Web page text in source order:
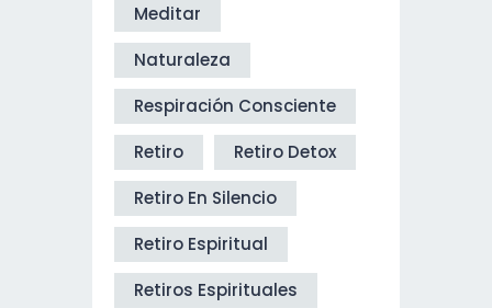
Meditar
Naturaleza
Respiración Consciente
Retiro
Retiro Detox
Retiro En Silencio
Retiro Espiritual
Retiros Espirituales